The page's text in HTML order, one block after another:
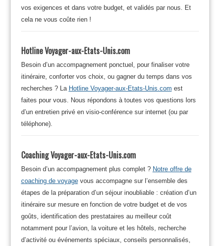
vos exigences et dans votre budget, et validés par nous. Et
cela ne vous coûte rien !
Hotline Voyager-aux-Etats-Unis.com
Besoin d’un accompagnement ponctuel, pour finaliser votre
itinéraire, conforter vos choix, ou gagner du temps dans vos
recherches ? La Hotline Voyager-aux-Etats-Unis.com est
faites pour vous. Nous répondons à toutes vos questions lors
d’un entretien privé en visio-conférence sur internet (ou par
téléphone).
Coaching Voyager-aux-Etats-Unis.com
Besoin d’un accompagnement plus complet ? Notre offre de
coaching de voyagevous accompagne sur l’ensemble des
étapes de la préparation d’un séjour inoubliable : création d’un
itinéraire sur mesure en fonction de votre budget et de vos
goûts, identification des prestataires au meilleur coût
notamment pour l’avion, la voiture et les hôtels, recherche
d’activité ou événements spéciaux, conseils personnalisés,